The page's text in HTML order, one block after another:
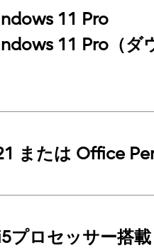
11 Pro
11 Pro（
または Office
プロセッサー搭載